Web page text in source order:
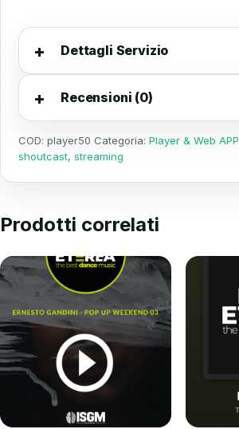
Dettagli Servizio
Recensioni (0)
COD: player50 Categoria: Player & Web APP
shoutcast, streaming
Prodotti correlati